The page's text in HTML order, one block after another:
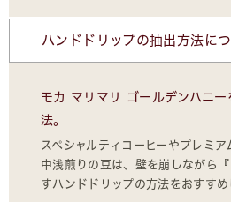
ハンドドリップの抽出方法につ
モカ マリマリ ゴールデンハニー
法。
スペシャルティコーヒーやプレミ
中浅煎りの豆は、壁を崩しながら
すハンドドリップの方法をおすすめ